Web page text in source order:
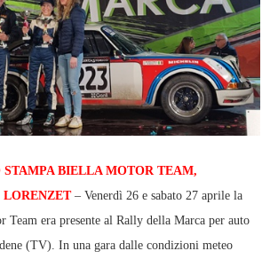
BIELLA MOTOR TEAM,
– Venerdì 26 e sabato 27 aprile la
Team era presente al Rally della Marca per auto
(TV). In una gara dalle condizioni meteo